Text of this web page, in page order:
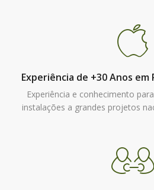
Experiência de +30 Anos
Experiência e conhecimento
instalações a grandes projetos